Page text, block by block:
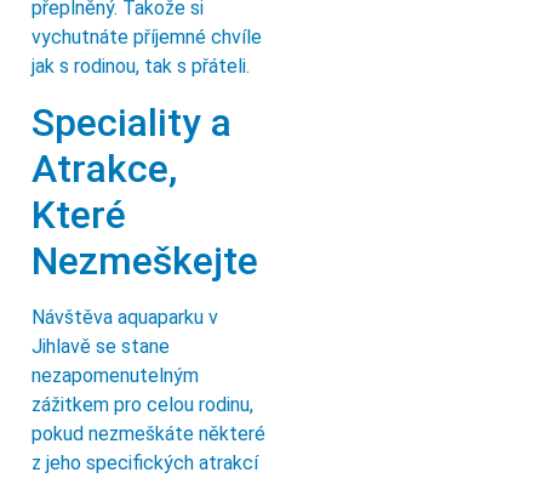
přeplněný. Takože si
vychutnáte příjemné chvíle
jak s rodinou, tak s přáteli.
Speciality a
Atrakce,
Které
Nezmeškejte
Návštěva aquaparku v
Jihlavě se stane
nezapomenutelným
zážitkem pro celou rodinu,
pokud nezmeškáte některé
z jeho specifických atrakcí